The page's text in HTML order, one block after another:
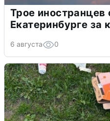
Трое иностранцев
Екатеринбурге за
6 августа 0